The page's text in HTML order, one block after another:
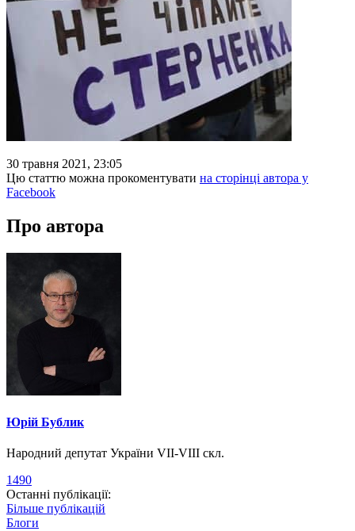
30 травня 2021, 23:05
Цю статтю можна прокоментувати на сторінці автора у
Facebook
Про автора
Юрій Бублик
Народний депутат України VII-VIII скл.
1490
Останні публікації:
Більше публікацій
Блоги